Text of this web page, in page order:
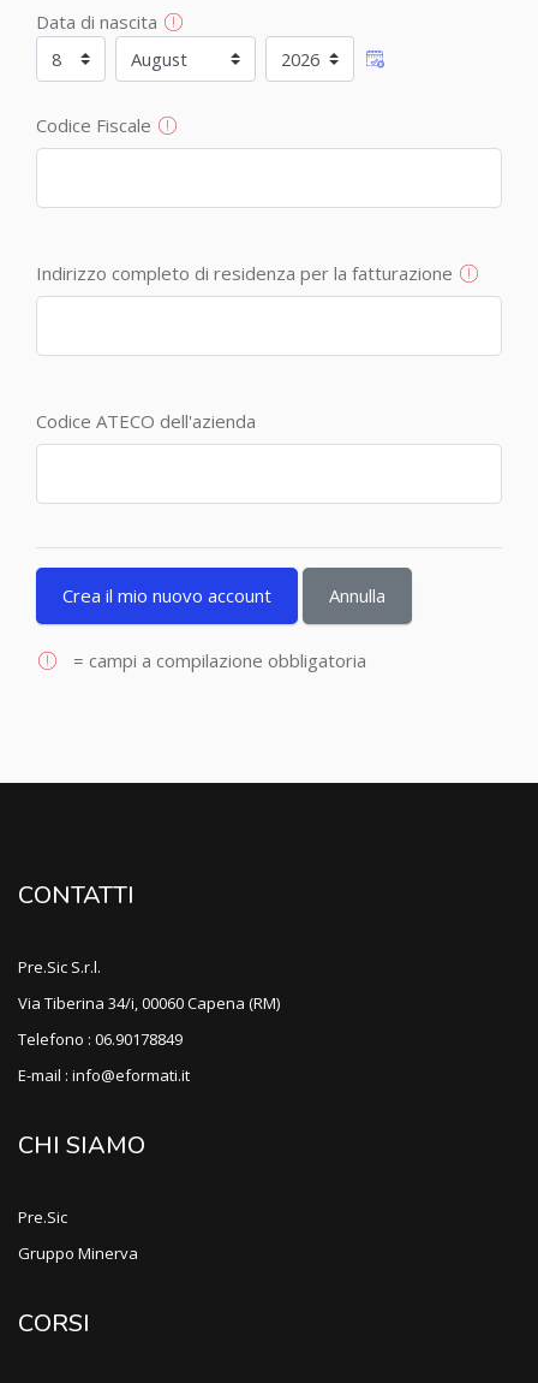
Data di nascita
Data di nascita
Giorno Mese Anno
Codice Fiscale
Indirizzo completo di residenza per la fatturazione
Codice ATECO dell'azienda
= campi a compilazione obbligatoria
CONTATTI
Pre.Sic S.r.l.
Via Tiberina 34/i, 00060 Capena (RM)
Telefono : 06.90178849
E-mail : info@eformati.it
CHI SIAMO
Pre.Sic
Gruppo Minerva
CORSI